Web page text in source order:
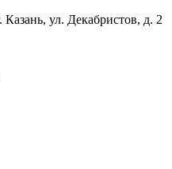
Казань, ул. Декабристов, д. 2